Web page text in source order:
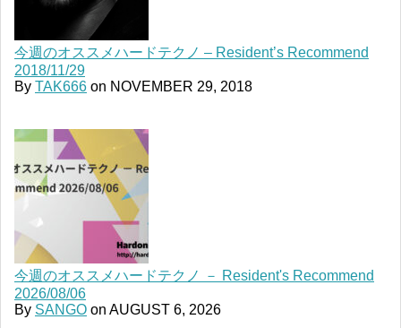
今週のオススメハードテクノ – Resident’s Recommend
2018/11/29
By TAK666 on NOVEMBER 29, 2018
今週のオススメハードテクノ － Resident's Recommend
2026/08/06
By SANGO on AUGUST 6, 2026